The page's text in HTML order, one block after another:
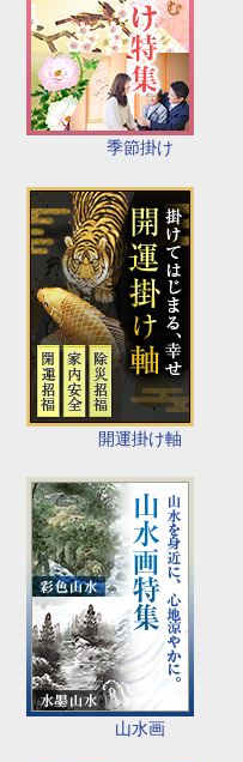
季節掛け
開運掛け軸
山水画